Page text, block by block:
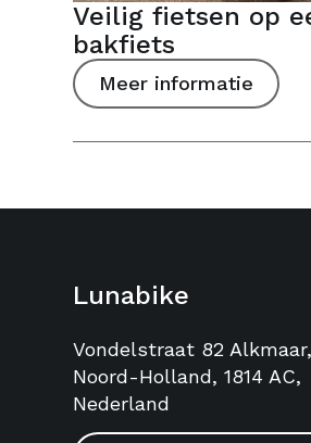
Veilig fietsen op
bakfiets
Meer informatie
Lunabike
Vondelstraat 82 Alkmaar,
Noord-Holland, 1814 AC,
Nederland